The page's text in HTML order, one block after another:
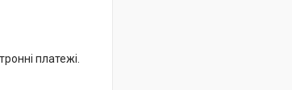
платежі.